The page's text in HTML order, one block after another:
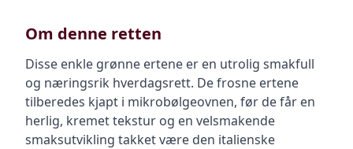
Om denne retten
Disse enkle grønne ertene er en utrolig smakfull
og næringsrik hverdagsrett. De frosne ertene
tilberedes kjapt i mikrobølgeovnen, før de får en
herlig, kremet tekstur og en velsmakende
smaksutvikling takket være den italienske